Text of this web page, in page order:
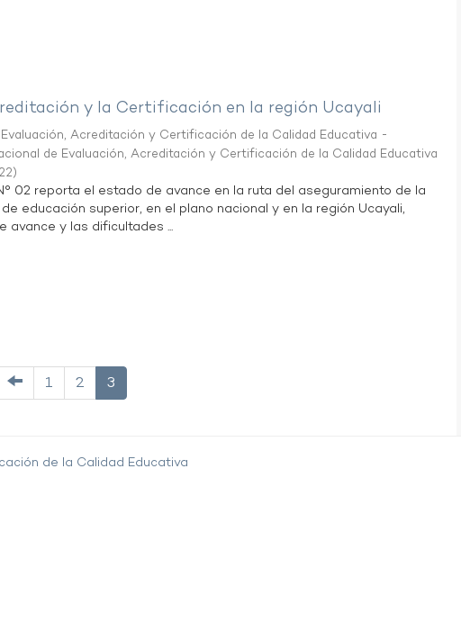
y la Certificación en la región Ucayali
Acreditación y Certificación de la Calidad Educativa -
de Evaluación, Acreditación y Certificación de la Calidad Educativa
)
02 reporta el estado de avance en la ruta del aseguramiento de la
educación superior, en el plano nacional y en la región Ucayali,
avance y las dificultades ...
1 2 3
de la Calidad Educativa